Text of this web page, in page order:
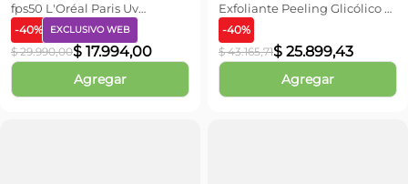
fps50 L'Oréal Paris Uv
Defender x 40g
-40% EXCLUSIVO WEB
$ 29.990,00$ 17.994,00
Agregar
Exfoliante Peeling Glicólico y
Mandélico x 50 ml
-40%
$ 43.165,71$ 25.899,43
Agregar